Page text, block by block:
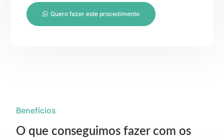
Quero fazer este procedimento
Benefícios
O que conseguimos fazer com os